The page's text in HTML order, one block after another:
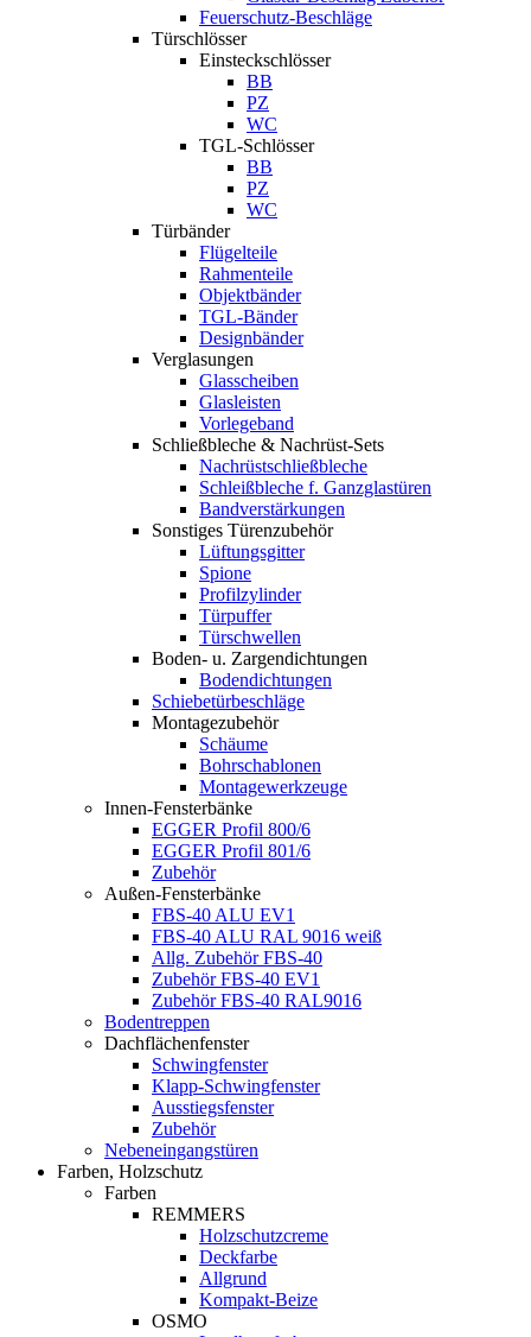
Feuerschutz-Beschläge
Türschlösser
Einsteckschlösser
BB
PZ
WC
TGL-Schlösser
BB
PZ
WC
Türbänder
Flügelteile
Rahmenteile
Objektbänder
TGL-Bänder
Designbänder
Verglasungen
Glasscheiben
Glasleisten
Vorlegeband
Schließbleche & Nachrüst-Sets
Nachrüstschließbleche
Schleißbleche f. Ganzglastüren
Bandverstärkungen
Sonstiges Türenzubehör
Lüftungsgitter
Spione
Profilzylinder
Türpuffer
Türschwellen
Boden- u. Zargendichtungen
Bodendichtungen
Schiebetürbeschläge
Montagezubehör
Schäume
Bohrschablonen
Montagewerkzeuge
Innen-Fensterbänke
EGGER Profil 800/6
EGGER Profil 801/6
Zubehör
Außen-Fensterbänke
FBS-40 ALU EV1
FBS-40 ALU RAL 9016 weiß
Allg. Zubehör FBS-40
Zubehör FBS-40 EV1
Zubehör FBS-40 RAL9016
Bodentreppen
Dachflächenfenster
Schwingfenster
Klapp-Schwingfenster
Ausstiegsfenster
Zubehör
Nebeneingangstüren
Farben, Holzschutz
Farben
REMMERS
Holzschutzcreme
Deckfarbe
Allgrund
Kompakt-Beize
OSMO